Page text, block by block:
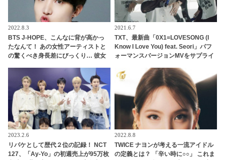
2022.8.3
BTS J-HOPE、こんなに背が高かっ
たなんて！ あの女性アーティストと
の驚くべき身長差にびっくり… 彼女
2021.6.7
TXT、最新曲「0X1=LOVESONG (I
Know I Love You) feat. Seori」パフ
ォーマンスバージョンMVをサプライ
まで生かした完成度の高いパフォー
マンスを実現
2023.2.6
リパケとして歴代２位の記録！ NCT
127、「Ay-Yo」の初週売上が95万枚
2022.8.8
TWICE ナヨンが考える一流アイドル
の定義とは？ 「辛い時に○○」 これま